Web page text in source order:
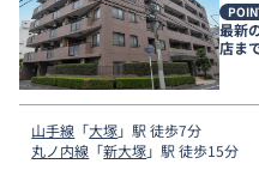
最新
店ま
す。
山手線 「大塚」駅 徒歩7分
丸ノ内線 「新大塚」駅 徒歩15分